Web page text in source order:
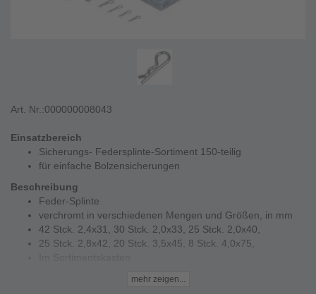
Art. Nr.:000000008043
Einsatzbereich
Sicherungs- Federsplinte-Sortiment 150-teilig
für einfache Bolzensicherungen
Beschreibung
Feder-Splinte
verchromt in verschiedenen Mengen und Größen, in mm
42 Stck. 2,4x31, 30 Stck. 2,0x33, 25 Stck. 2,0x40,
25 Stck. 2,8x42, 20 Stck. 3,5x45, 8 Stck. 4,0x75,
mehr zeigen...